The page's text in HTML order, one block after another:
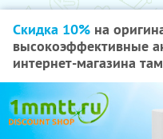
Скидка 10% на
высокоэффективные
интернет-магазина